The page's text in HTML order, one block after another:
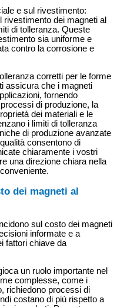
e sul rivestimento:
rivestimento dei magneti al
di tolleranza. Queste
sia uniforme e
contro la corrosione e
corretti per le forme
assicura che i magneti
fornendo
di produzione, la
dei materiali e le
i limiti di tolleranza
di produzione avanzate
consentono di
chiaramente i vostri
una direzione chiara nella
dei magneti al
sul costo dei magneti
informate e a
fattori chiave da
un ruolo importante nel
complesse, come i
richiedono processi di
costano di più rispetto a